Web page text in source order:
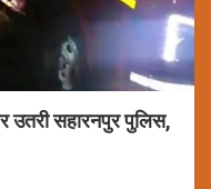
उतरी सहारनपुर पुलिस,